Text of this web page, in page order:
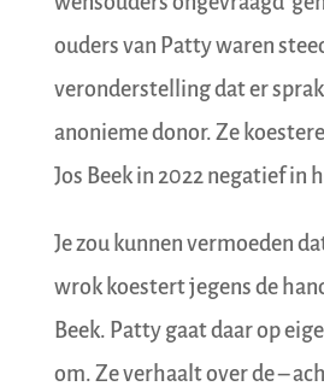
ouders van Patty waren
veronderstelling dat er
anonieme donor. Ze
Jos Beek in 2022 negatief in
Je zou kunnen vermoeden
wrok koestert jegens de
Beek. Patty gaat daar op
om. Ze verhaalt over de –